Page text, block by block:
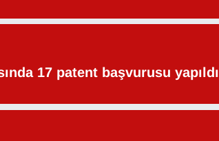
17 patent başvurusu yapıldı